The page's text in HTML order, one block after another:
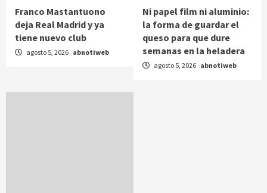
Franco Mastantuono
deja Real Madrid y ya
tiene nuevo club
agosto 5, 2026 abnotiweb
Ni papel film ni aluminio:
la forma de guardar el
queso para que dure
semanas en la heladera
agosto 5, 2026 abnotiweb